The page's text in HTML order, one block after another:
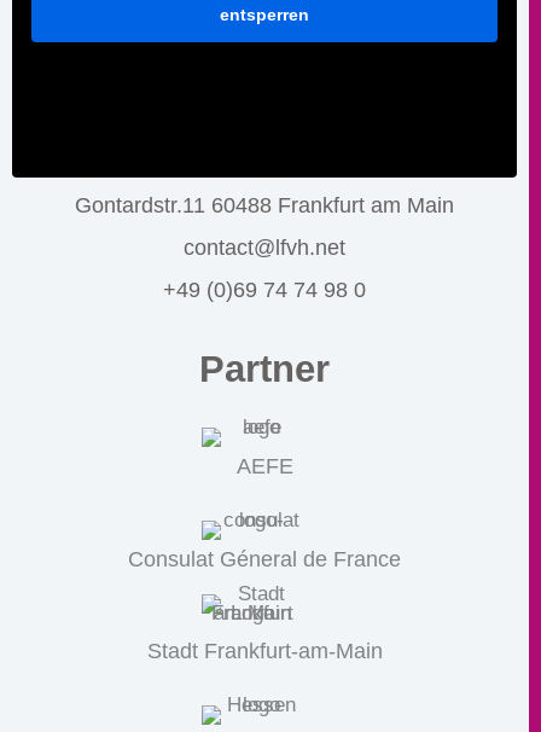
entsperren
Gontardstr.11 60488 Frankfurt am Main
contact@lfvh.net
+49 (0)69 74 74 98 0
Partner
AEFE
Consulat Géneral de France
Stadt Frankfurt-am-Main